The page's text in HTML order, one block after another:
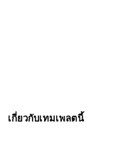
เกี่ยวกับเทมเพลตนี้